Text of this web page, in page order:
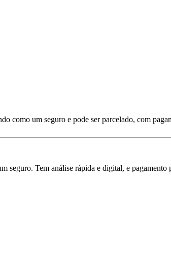
como um seguro e pode ser parcelado, com
seguro. Tem análise rápida e digital, e pagamento